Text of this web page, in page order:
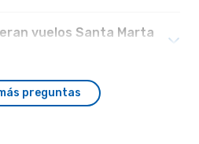
vuelos Santa Marta
preguntas